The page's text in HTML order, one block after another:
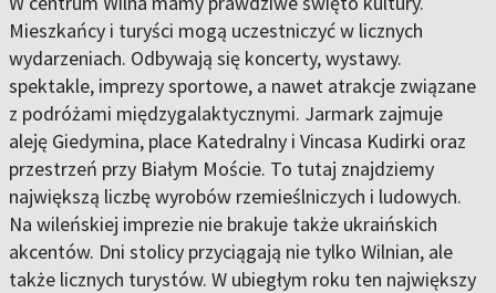
Mieszkańcy i turyści mogą uczestniczyć w licznych
wydarzeniach. Odbywają się koncerty, wystawy.
spektakle, imprezy sportowe, a nawet atrakcje związane
z podróżami międzygalaktycznymi. Jarmark zajmuje
aleję Giedymina, place Katedralny i Vincasa Kudirki oraz
przestrzeń przy Białym Moście. To tutaj znajdziemy
największą liczbę wyrobów rzemieślniczych i ludowych.
Na wileńskiej imprezie nie brakuje także ukraińskich
akcentów. Dni stolicy przyciągają nie tylko Wilnian, ale
także licznych turystów. W ubiegłym roku ten największy